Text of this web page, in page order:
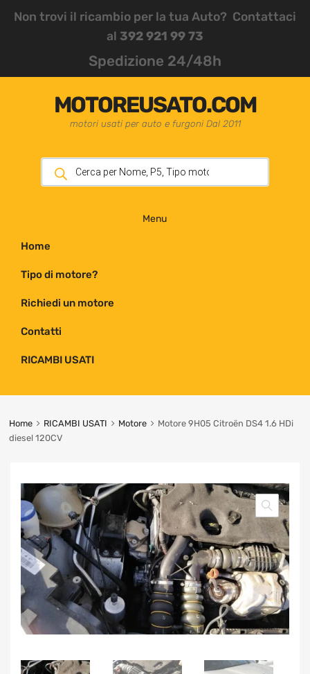
Non trovi il ricambio per la tua Auto? Contattaci
al 392 921 99 73
Spedizione 24/48h
MOTOREUSATO.COM
motori usati per auto e furgoni Dal 2011
Menu
Home
Tipo di motore?
Richiedi un motore
Contatti
RICAMBI USATI
Home RICAMBI USATI Motore
Motore 9H05 Citroën DS4 1.6 HDi
diesel 120CV